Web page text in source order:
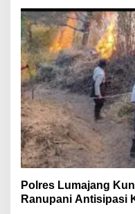
Polres Lumajang
Ranupani Antisipasi